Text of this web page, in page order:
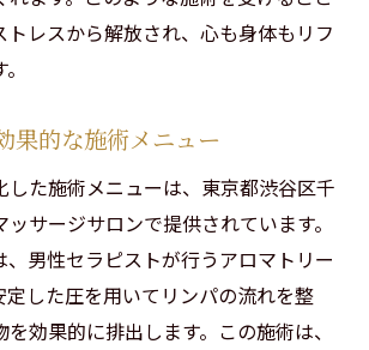
トレスから解放され、心も身体もリフ
果的な施術メニュー
した施術メニューは、東京都渋谷区千
サージサロンで提供されています。
、男性セラピストが行うアロマトリー
定した圧を用いてリンパの流れを整
効果的に排出します。この施術は、